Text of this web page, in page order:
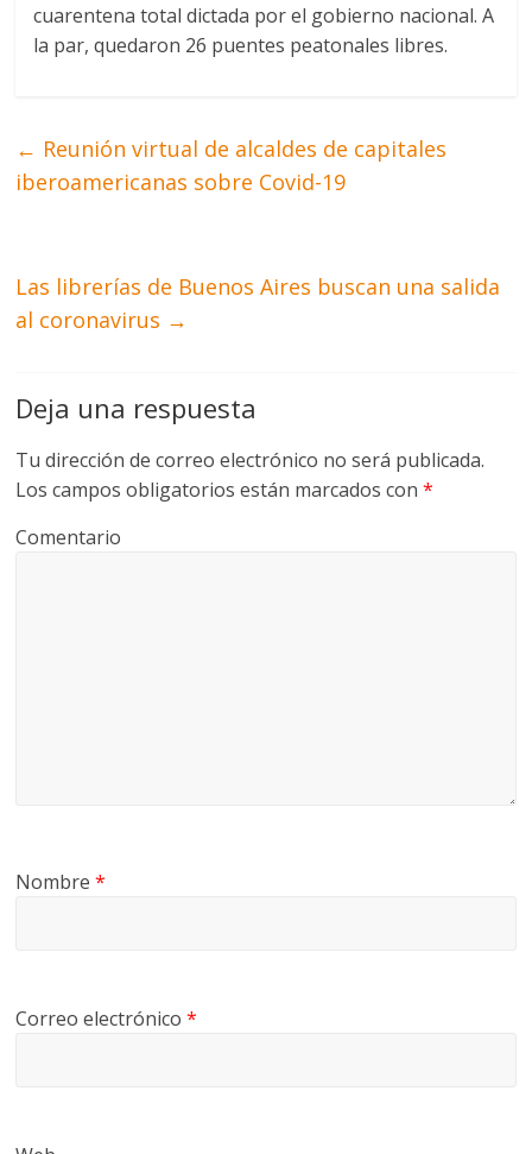
cuarentena total dictada por el gobierno nacional. A
la par, quedaron 26 puentes peatonales libres.
← Reunión virtual de alcaldes de capitales
iberoamericanas sobre Covid-19
Las librerías de Buenos Aires buscan una salida
al coronavirus →
Deja una respuesta
Tu dirección de correo electrónico no será publicada.
Los campos obligatorios están marcados con*
Comentario
Nombre*
Correo electrónico*